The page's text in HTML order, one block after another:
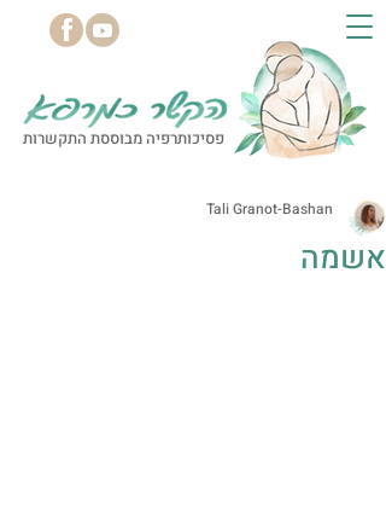
פסיכותרפיה מבוססת התקשרות
אשמה
Tali Granot-Bashan